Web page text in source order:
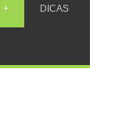
DICAS